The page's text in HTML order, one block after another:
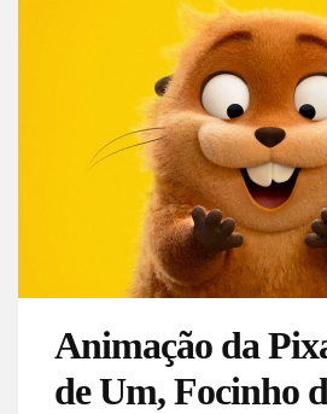
Animação da
de Um, Focinho